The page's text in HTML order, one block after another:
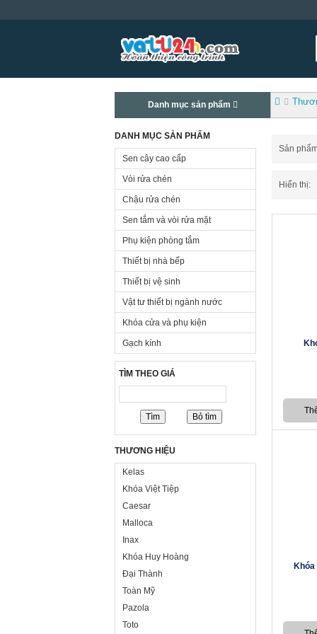
Danh mục sản phẩm
DANH MỤC SẢN PHẨM
Sen cây cao cấp
Vòi rửa chén
Chậu rửa chén
Sen tắm và vòi rửa mặt
Phụ kiện phòng tắm
Thiết bị nhà bếp
Thiết bị vệ sinh
Vật tư thiết bị ngành nước
Khóa cửa và phụ kiện
Gạch kính
TÌM THEO GIÁ
THƯƠNG HIỆU
Kelas
Khóa Việt Tiệp
Caesar
Malloca
Inax
Khóa Huy Hoàng
Đại Thành
Toàn Mỹ
Pazola
Toto
Sản
Hiển thị: